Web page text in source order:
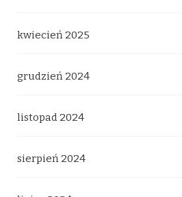
kwiecień 2025
grudzień 2024
listopad 2024
sierpień 2024